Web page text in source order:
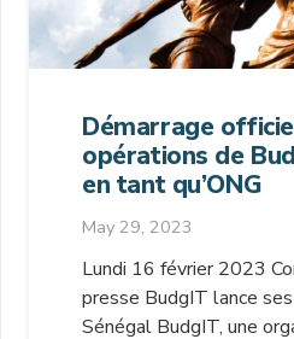
Démarrage
opérations de
en tant qu’ONG
May 29, 2023
Lundi 16 février 2023
presse BudgIT lance
Sénégal BudgIT, une